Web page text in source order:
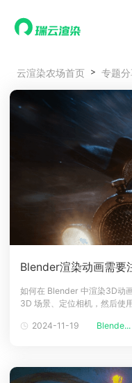
产品服务
效果图渲染
云制作
瑞兔百宝箱
效果图渲染
云制作
瑞兔百宝箱
效果图渲染
云制作
瑞兔百宝箱
效果图渲染
云制作
瑞兔百宝箱
效果图渲染
云制作
瑞兔百宝箱
效果图渲染
云制作
瑞兔百宝箱
Maya云渲染方案
3ds Max云渲染方案
Cinema 4D云渲染
Blender 云渲染方案
Maya AI渲染方案
Maya云渲染方案
3ds Max云渲染方案
Cinema 4D云渲染
Blender 云渲染方案
Maya AI渲染方案
Maya云渲染方案
3ds Max云渲染方案
Cinema 4D云渲染
Blender 云渲染方案
Maya AI渲染方案
Maya云渲染方案
3ds Max云渲染方案
Cinema 4D云渲染
Blender 云渲染方案
Maya AI渲染方案
Maya云渲染方案
3ds Max云渲染方案
Cinema 4D云渲染
Blender 云渲染方案
Maya AI渲染方案
Maya云渲染方案
3ds Max云渲染方案
Cinema 4D云渲染
Blender 云渲染方案
Maya AI渲染方案
云制作价格
云制作价格
云制作价格
云制作价格
云制作价格
云制作价格
案例
资讯&赛事
新闻资讯
渲染百科
渲染大赛
泛CG交流会
新闻资讯
渲染百科
渲染大赛
泛CG交流会
新闻资讯
渲染百科
渲染大赛
泛CG交流会
新闻资讯
渲染百科
渲染大赛
泛CG交流会
新闻资讯
渲染百科
渲染大赛
泛CG交流会
新闻资讯
渲染百科
渲染大赛
泛CG交流会
特惠专区
教育优惠
教育优惠
教育优惠
教育优惠
教育优惠
教育优惠
关于我们
下载
云渲染农场首页 专题分
Blender渲染动画需要
如何在 Blender 中渲染3D动
3D 场景、定位相机，然后使
来说，我们还是需要了解顶部
2024-11-19 Blende...